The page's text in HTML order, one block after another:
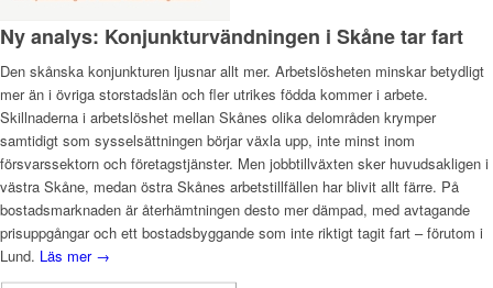
Ny analys: Konjunkturvändningen i Skåne tar fart
Den skånska konjunkturen ljusnar allt mer. Arbetslösheten minskar betydligt
mer än i övriga storstadslän och fler utrikes födda kommer i arbete.
Skillnaderna i arbetslöshet mellan Skånes olika delområden krymper
samtidigt som sysselsättningen börjar växla upp, inte minst inom
försvarssektorn och företagstjänster. Men jobbtillväxten sker huvudsakligen i
västra Skåne, medan östra Skånes arbetstillfällen har blivit allt färre. På
bostadsmarknaden är återhämtningen desto mer dämpad, med avtagande
prisuppgångar och ett bostadsbyggande som inte riktigt tagit fart – förutom i
Lund. Läs mer →